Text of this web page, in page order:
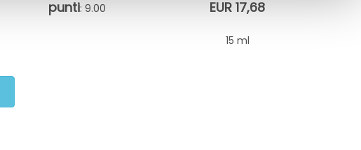
punti: 9.00 EUR 17,68
15 ml